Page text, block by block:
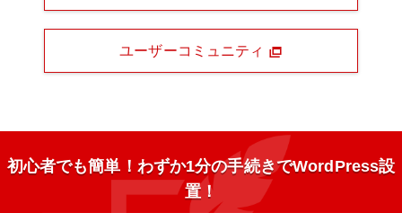
ユーザーコミュニティ
初心者でも簡単！わずか1分の手続きでWordPress設
置！